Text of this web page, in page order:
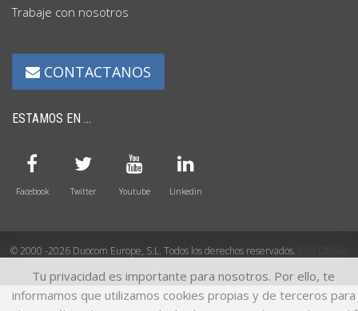
Tu privacidad es importante para nosotros. Por ello, te
informamos que utilizamos cookies propias y de terceros para
Trabaje con nosotros
CONTACTANOS
ESTAMOS EN ...
Facebook Twitter Youtube Linkedin
© 2000 -2026 Duocom Europe, S.L. Todos los derechos reservados.